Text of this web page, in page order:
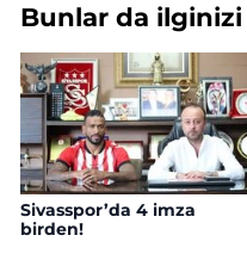
Bunlar da
Sivasspor’da 4 imza
birden!